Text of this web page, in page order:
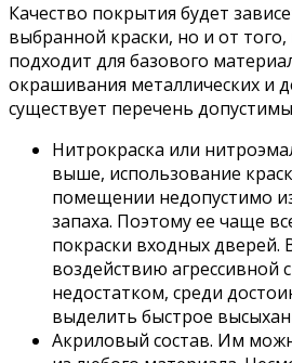
Качество покрытия будет
выбранной краски, но и от
подходит для базового
окрашивания металлических и
существует перечень
Нитрокраска или
выше, использование
помещении недопустимо
запаха. Поэтому ее чаще
покраски входных дверей.
воздействию агрессивной
недостатком, среди
выделить быстрое
Акриловый состав. Им